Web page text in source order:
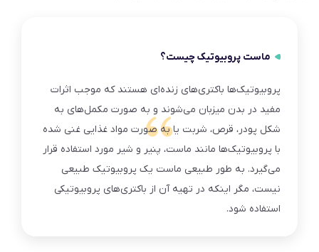
ماست پروبیوتیک چیست؟
پروبیوتیک‌ها باکتری‌های زنده‌ای هستند که موجب اثرات
مفید در بدن میزبان می‌شوند و به صورت مکمل‌های به
شکل پودر، قرص، شربت یا به صورت مواد غذایی غنی شده
با پروبیوتیک‌ها مانند ماست، پنیر و شیر مورد استفاده قرار
می‌گیرد. به طور طبیعی ماست یک پروبیوتیک طبیعی
نیست، مگر اینکه در تهیه آن از باکتری‌های پروبیوتیکی
استفاده شود.